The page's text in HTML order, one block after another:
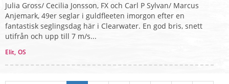
Julia Gross/ Cecilia Jonsson, FX och Carl P Sylvan/ Marcus
Anjemark, 49er seglar i guldfleeten imorgon efter en
fantastisk seglingsdag här i Clearwater. En god bris, snett
utifrån och upp till 7 m/s...
Elit, OS